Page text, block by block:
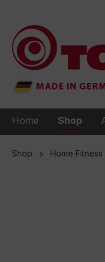
Home Shop
Shop Home Fitness